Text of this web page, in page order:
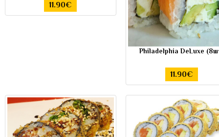
11.90€
Philadelphia DeLuxe
11.90€